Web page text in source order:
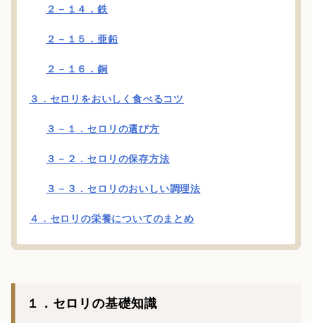
２－１４．鉄
２－１５．亜鉛
２－１６．銅
３．セロリをおいしく食べるコツ
３－１．セロリの選び方
３－２．セロリの保存方法
３－３．セロリのおいしい調理法
４．セロリの栄養についてのまとめ
１．セロリの基礎知識